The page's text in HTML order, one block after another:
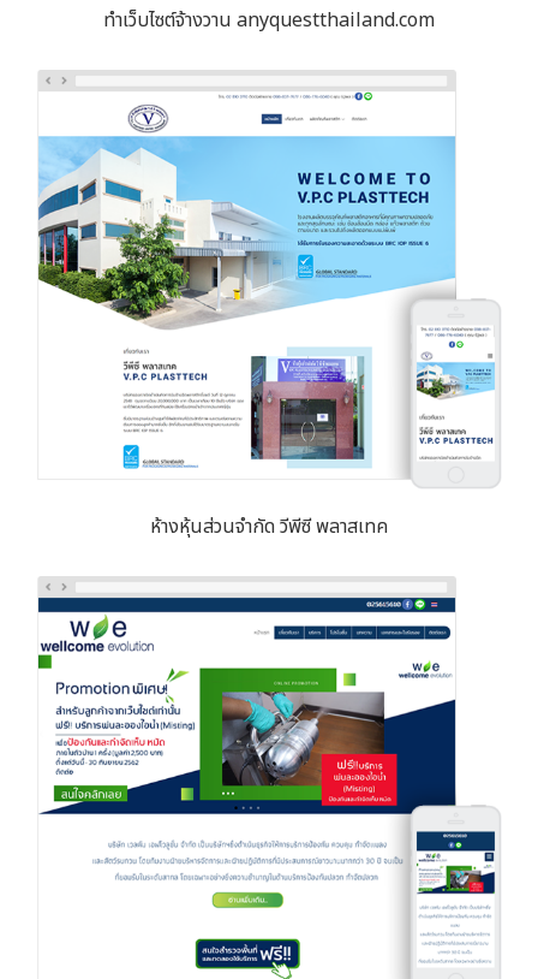
ทำเว็บไซต์จ้างวาน anyquestthailand.com
ห้างหุ้นส่วนจำกัด วีพีซี พลาสเทค